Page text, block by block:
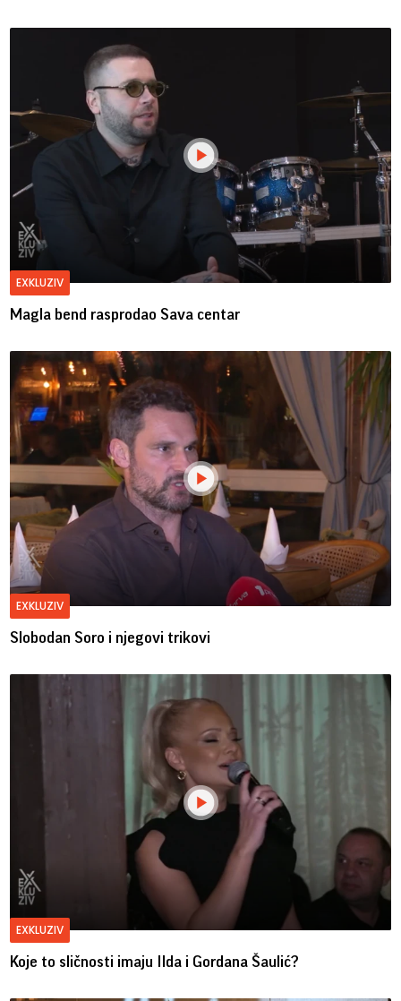
EXKLUZIV
Magla bend rasprodao Sava centar
EXKLUZIV
Slobodan Soro i njegovi trikovi
EXKLUZIV
Koje to sličnosti imaju Ilda i Gordana Šaulić?